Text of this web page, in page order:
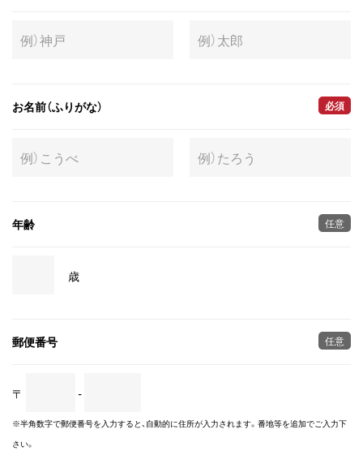
お名前（ふりがな） 必須
年齢 任意
歳
郵便番号 任意
〒 -
※半角数字で郵便番号を入力すると、自動的に住所が入力されます。番地等を追加でご入力下
さい。